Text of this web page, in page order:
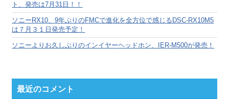
ト、発売は7月31日！！
ソニーRX10、9年ぶりのFMCで進化を全方位で感じるDSC-RX10M5
は７月３１日発売予定！
ソニーよりお久しぶりのインイヤーヘッドホン、IER-M500が発売！
最近のコメント